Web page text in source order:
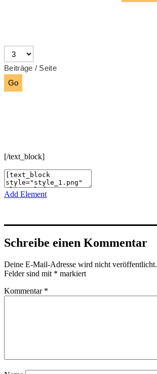
Beiträge / Seite
[/text_block]
Add Element
Schreibe einen Kommentar
Deine E-Mail-Adresse wird nicht veröffentlicht.
Felder sind mit * markiert
Kommentar *